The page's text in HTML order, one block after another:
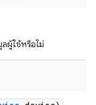
ผู้ใช้หรือไม่